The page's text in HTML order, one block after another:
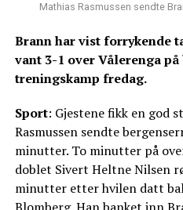
Mathias Rasmussen sendte
Brann har vist forrykende
vant 3-1 over Vålerenga
treningskamp fredag.
Sport: Gjestene fikk en god
Rasmussen sendte
minutter. To minutter på
doblet Sivert Heltne Nilsen
minutter etter hvilen datt